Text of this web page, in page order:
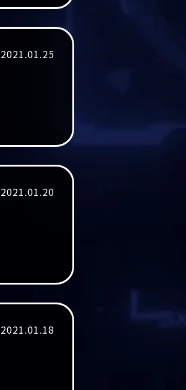
2021.01.25
2021.01.20
2021.01.18